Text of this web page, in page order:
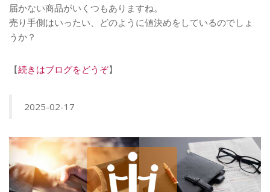
届かない商品がいくつもありますね。
売り手側はいったい、どのように値決めをしているのでしょ
うか？
【続きはブログをどうぞ】
2025-02-17